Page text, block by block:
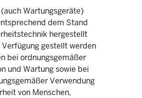
Wartungsgeräte)
dem Stand
hergestellt
gestellt werden
bei ordnungsgemäßer
und Wartung sowie bei
Verwendung
von Menschen,